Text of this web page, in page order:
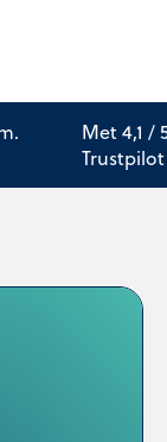
Met 4,1 /
Trustpilot